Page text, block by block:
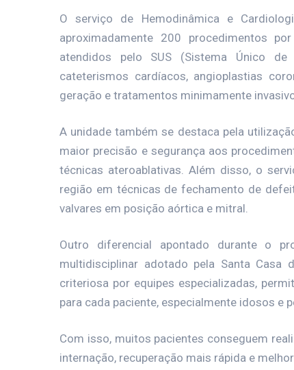
O serviço de Hemodinâmica e
aproximadamente 200 procedimentos
atendidos pelo SUS (Sistema Único
cateterismos cardíacos, angioplastias
geração e tratamentos minimamente
A unidade também se destaca pela
maior precisão e segurança aos
técnicas ateroablativas. Além disso, o
região em técnicas de fechamento de
valvares em posição aórtica e mitral.
Outro diferencial apontado durante o
multidisciplinar adotado pela Santa
criteriosa por equipes especializadas,
para cada paciente, especialmente idosos
Com isso, muitos pacientes conseguem
internação, recuperação mais rápida e